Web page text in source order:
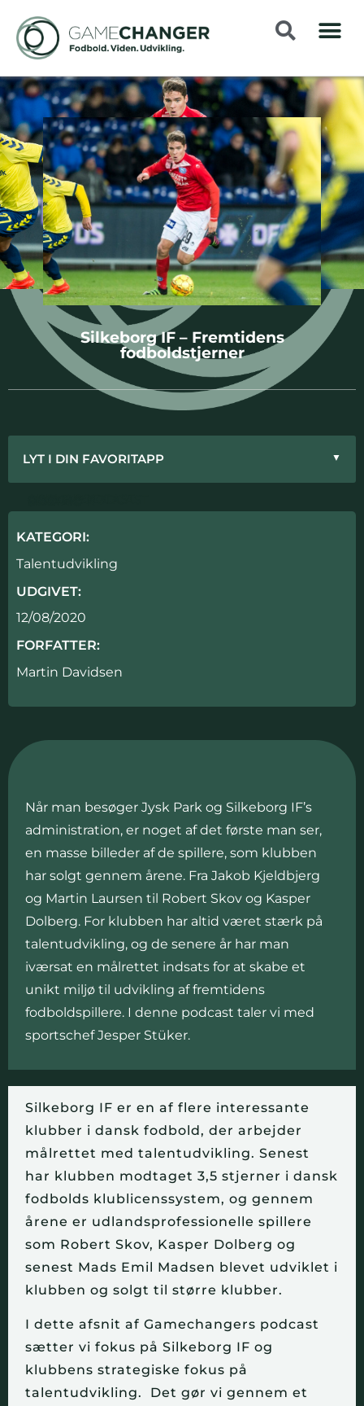
Silkeborg IF – Fremtidens
fodboldstjerner
Når man besøger Jysk Park og Silkeborg IF’s
administration, er noget af det første man ser,
en masse billeder af de spillere, som klubben
har solgt gennem årene. Fra Jakob Kjeldbjerg
og Martin Laursen til Robert Skov og Kasper
Dolberg. For klubben har altid været stærk på
talentudvikling, og de senere år har man
iværsat en målrettet indsats for at skabe et
unikt miljø til udvikling af fremtidens
fodboldspillere. I denne podcast taler vi med
sportschef Jesper Stüker.
Silkeborg IF er en af flere interessante
klubber i dansk fodbold, der arbejder
målrettet med talentudvikling. Senest
har klubben modtaget 3,5 stjerner i dansk
fodbolds klublicenssystem, og gennem
årene er udlandsprofessionelle spillere
som Robert Skov, Kasper Dolberg og
senest Mads Emil Madsen blevet udviklet i
klubben og solgt til større klubber.
I dette afsnit af Gamechangers podcast
sætter vi fokus på Silkeborg IF og
klubbens strategiske fokus på
talentudvikling. Det gør vi gennem et
LYT I DIN FAVORITAPP ▼
KATEGORI:
Talentudvikling
UDGIVET:
12/08/2020
FORFATTER:
Martin Davidsen